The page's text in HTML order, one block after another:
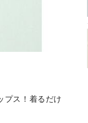
プス！着るだけ